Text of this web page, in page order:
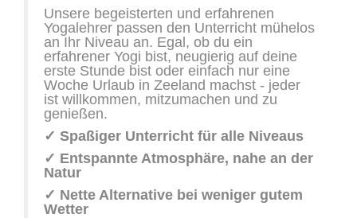
Unsere begeisterten und erfahrenen
Yogalehrer passen den Unterricht mühelos
an Ihr Niveau an. Egal, ob du ein
erfahrener Yogi bist, neugierig auf deine
erste Stunde bist oder einfach nur eine
Woche Urlaub in Zeeland machst - jeder
ist willkommen, mitzumachen und zu
genießen.
✓ Spaßiger Unterricht für alle Niveaus
✓ Entspannte Atmosphäre, nahe an der
Natur
✓ Nette Alternative bei weniger gutem
Wetter